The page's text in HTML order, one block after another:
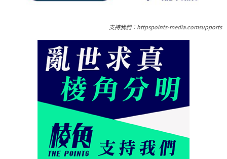
支持我們：httpspoints-media.comsupports